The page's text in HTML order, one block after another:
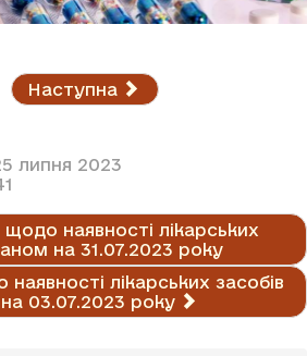
Наступна
липня 2023
наявності лікарських
на 31.07.2023 року
лікарських засобів
03.07.2023 року